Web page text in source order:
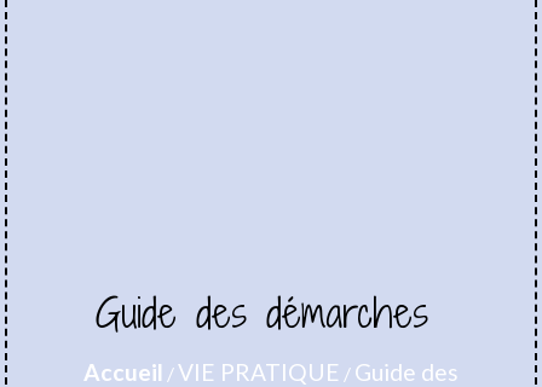
Guide des démarches
Accueil /VIE PRATIQUE / Guide des